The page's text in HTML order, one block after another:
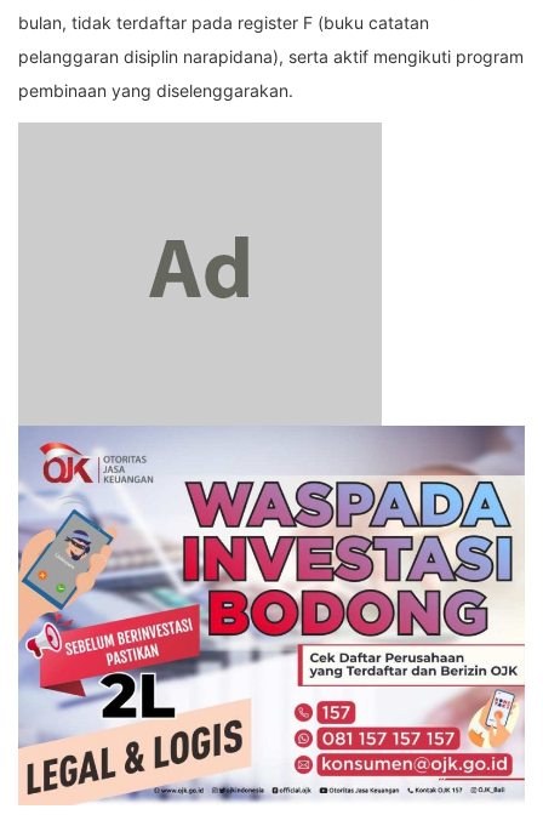
bulan, tidak terdaftar pada register F (buku catatan
pelanggaran disiplin narapidana), serta aktif mengikuti program
pembinaan yang diselenggarakan.